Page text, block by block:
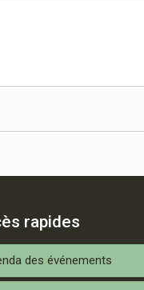
rapides
des événements